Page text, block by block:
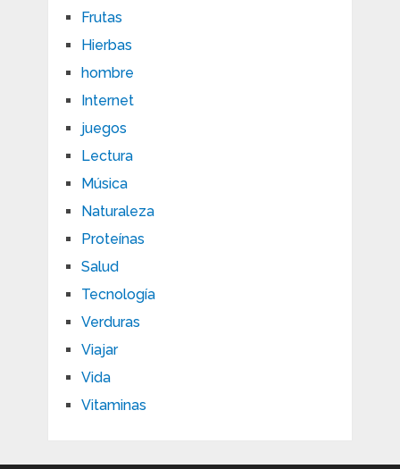
Frutas
Hierbas
hombre
Internet
juegos
Lectura
Música
Naturaleza
Proteínas
Salud
Tecnología
Verduras
Viajar
Vida
Vitaminas